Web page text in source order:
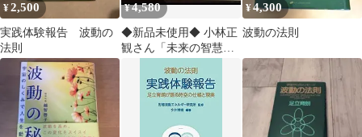
¥2,500
実践体験報告 波動の
法則
¥4,580
◆新品未使用◆ 小林正
観さん「未来の智慧シ
話 波動の報告書
¥4,300
波動の法則